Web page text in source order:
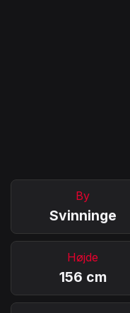
By
Svinninge
Højde
156 cm